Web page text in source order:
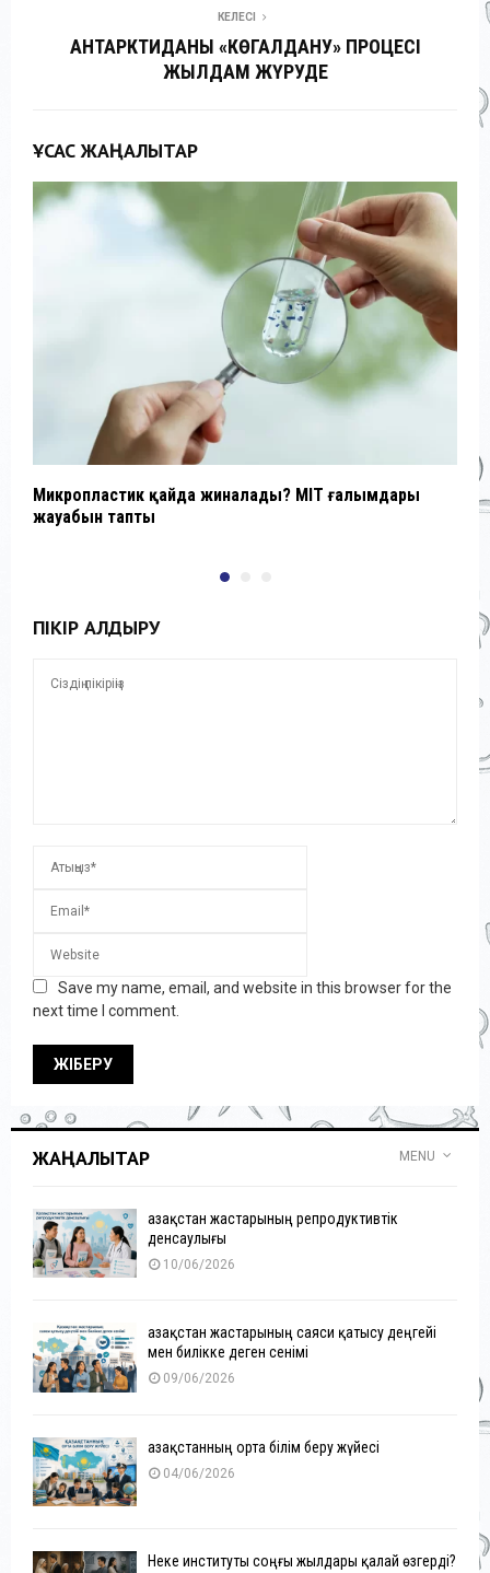
КЕЛЕСІ
АНТАРКТИДАНЫҢ «КӨГАЛДАНУ» ПРОЦЕСІ
ЖЫЛДАМ ЖҮРУДЕ
ҰҚСАС ЖАҢАЛЫҚТАР
Микропластик қайда жиналады? MIT ғалымдары
жауабын тапты
ПІКІР ҚАЛДЫРУ
Save my name, email, and website in this browser for the
next time I comment.
ЖАҢАЛЫҚТАР MENU
Қазақстан жастарының репродуктивтік
денсаулығы
10/06/2026
Қазақстан жастарының саяси қатысу деңгейі
мен билікке деген сенімі
09/06/2026
Қазақстанның орта білім беру жүйесі
04/06/2026
Неке институты соңғы жылдары қалай өзгерді?